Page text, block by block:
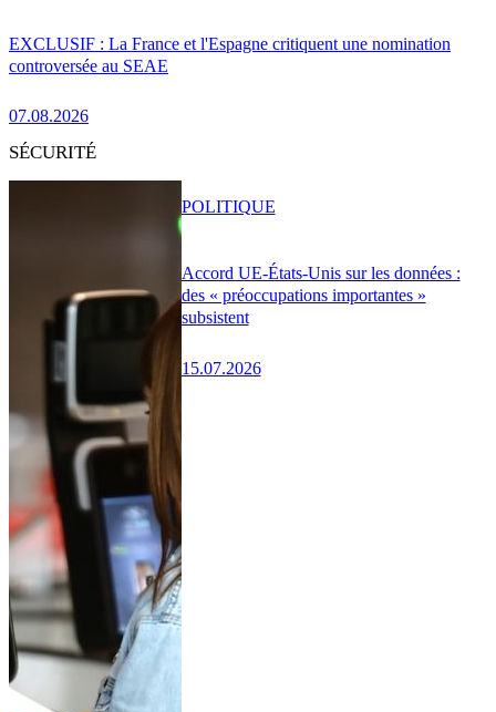
EXCLUSIF : La France et l'Espagne critiquent une nomination
controversée au SEAE
07.08.2026
SÉCURITÉ
Accord UE-États-Unis sur les données :
des « préoccupations importantes »
subsistent
15.07.2026
POLITIQUE